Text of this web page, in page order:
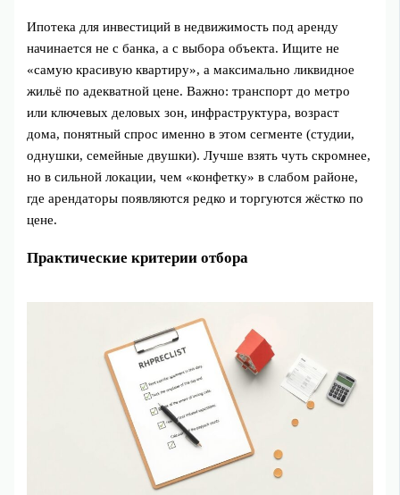
Ипотека для инвестиций в недвижимость под аренду
начинается не с банка, а с выбора объекта. Ищите не
«самую красивую квартиру», а максимально ликвидное
жильё по адекватной цене. Важно: транспорт до метро
или ключевых деловых зон, инфраструктура, возраст
дома, понятный спрос именно в этом сегменте (студии,
однушки, семейные двушки). Лучше взять чуть скромнее,
но в сильной локации, чем «конфетку» в слабом районе,
где арендаторы появляются редко и торгуются жёстко по
цене.
Практические критерии отбора